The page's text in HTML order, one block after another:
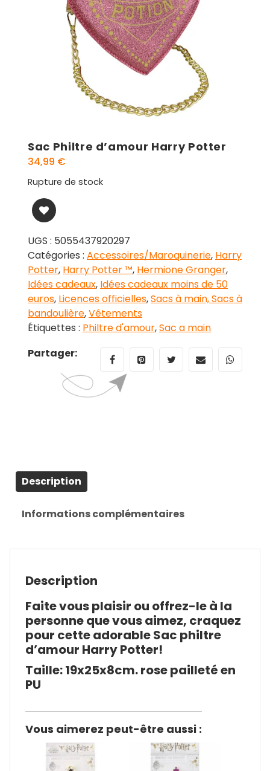
Sac Philtre d’amour Harry Potter
34,99 €
Rupture de stock
UGS : 5055437920297
Catégories : Accessoires/Maroquinerie, Harry
Potter, Harry Potter ™, Hermione Granger,
Idées cadeaux, Idées cadeaux moins de 50
euros, Licences officielles,Sacs à main, Sacs à
bandoulière,Vêtements
Étiquettes : Philtre d'amour,Sac a main
Partager:
Description
Informations complémentaires
Description
Faite vous plaisir ou offrez-le à la
personne que vous aimez, craquez
pour cette adorable Sac philtre
d’amour Harry Potter!
Taille: 19x25x8cm. rose pailleté en
PU
Vous aimerez peut-être aussi :